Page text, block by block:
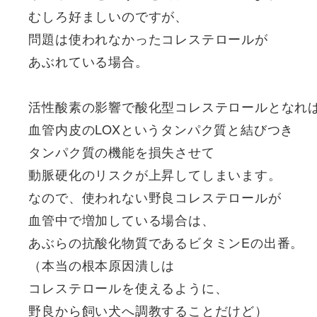
むしろ好ましいのですが、
問題は使われなかったコレステロールが
あぶれている場合。
活性酸素の影響で酸化型コレステロールとなれ
血管内皮のLOXというタンパク質と結びつき
タンパク質の機能を損失させて
動脈硬化のリスクが上昇してしまいます。
なので、使われない野良コレステロールが
血管中で増加している場合は、
あぶらの抗酸化物質であるビタミンEの出番。
（本当の根本原因潰しは
コレステロールを使えるように、
野良から飼い犬へ調教することだけど）